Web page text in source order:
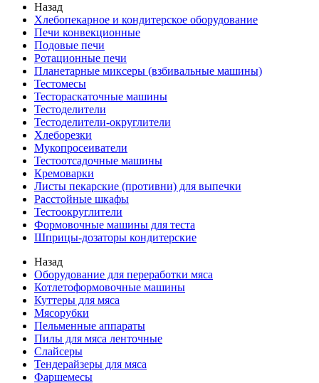
Назад
Хлебопекарное и кондитерское оборудование
Печи конвекционные
Подовые печи
Ротационные печи
Планетарные миксеры (взбивальные машины)
Тестомесы
Тестораскаточные машины
Тестоделители
Тестоделители-округлители
Хлеборезки
Мукопросеиватели
Тестоотсадочные машины
Кремоварки
Листы пекарские (противни) для выпечки
Расстойные шкафы
Тестоокруглители
Формовочные машины для теста
Шприцы-дозаторы кондитерские
Назад
Оборудование для переработки мяса
Котлетоформовочные машины
Куттеры для мяса
Мясорубки
Пельменные аппараты
Пилы для мяса ленточные
Слайсеры
Тендерайзеры для мяса
Фаршемесы